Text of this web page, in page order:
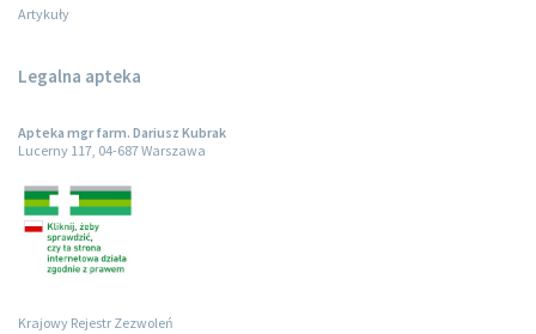
Artykuły
Legalna apteka
Apteka mgr farm. Dariusz Kubrak
Lucerny 117, 04-687 Warszawa
Krajowy Rejestr Zezwoleń